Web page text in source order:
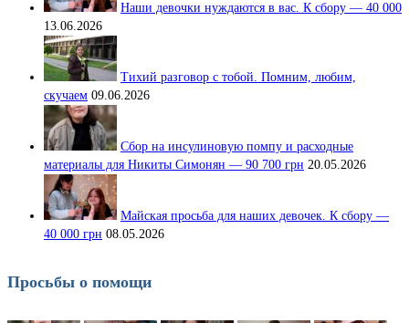
Наши девочки нуждаются в вас. К сбору — 40 000
13.06.2026
Тихий разговор с тобой. Помним, любим,
скучаем 09.06.2026
Сбор на инсулиновую помпу и расходные
материалы для Никиты Симонян — 90 700 грн 20.05.2026
Майская просьба для наших девочек. К сбору —
40 000 грн 08.05.2026
Просьбы о помощи